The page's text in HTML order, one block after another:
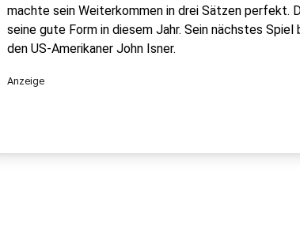
machte sein Weiterkommen in drei Sätzen perfekt.
seine gute Form in diesem Jahr. Sein nächstes
den US-Amerikaner John Isner.
Anzeige